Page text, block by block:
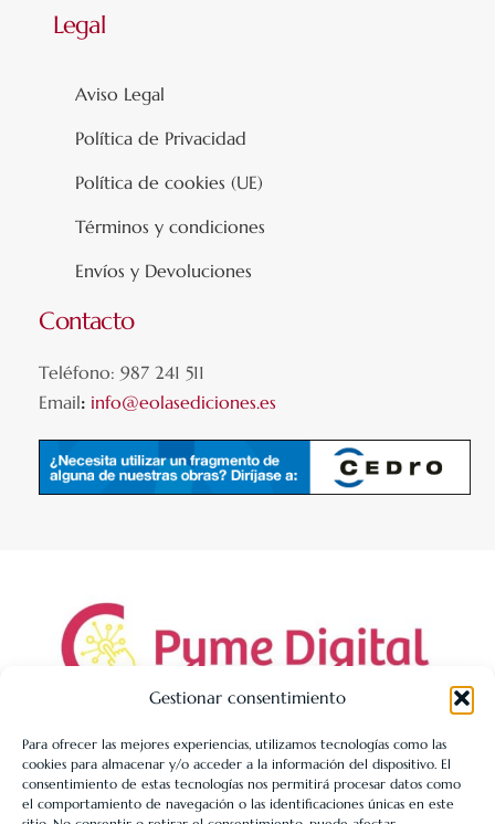
Gestionar consentimiento
Para ofrecer las mejores experiencias, utilizamos tecnologías como las
cookies para almacenar y/o acceder a la información del dispositivo. El
consentimiento de estas tecnologías nos permitirá procesar datos como
el comportamiento de navegación o las identificaciones únicas en este
Legal
Aviso Legal
Política de Privacidad
Política de cookies (UE)
Términos y condiciones
Envíos y Devoluciones
Contacto
Teléfono: 987 241 511
Email: info@eolasediciones.es
LIBRERÍA UNIVERSITARIA LEÓN 1980 SLL ha sido beneficiaria
de Fondos Europeos, cuyo objetivo es la mejora de la